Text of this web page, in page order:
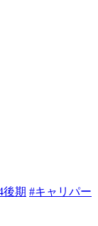
後期 #キャリパー